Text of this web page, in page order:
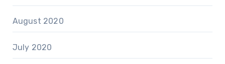
August 2020
July 2020